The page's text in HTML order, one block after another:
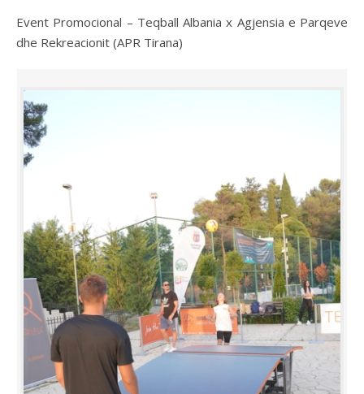
Event Promocional – Teqball Albania x Agjensia e Parqeve
dhe Rekreacionit (APR Tirana)